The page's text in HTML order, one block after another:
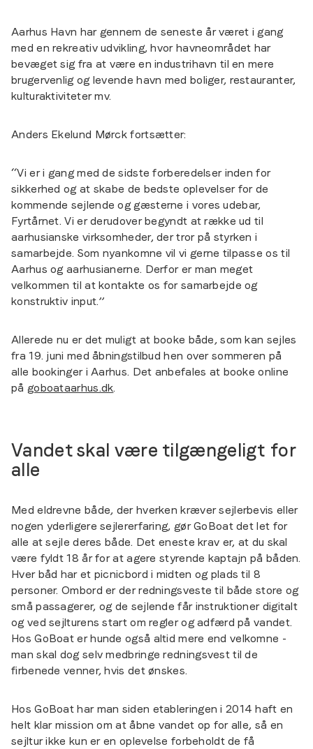
Aarhus Havn har gennem de seneste år været i gang
med en rekreativ udvikling, hvor havneområdet har
bevæget sig fra at være en industrihavn til en mere
brugervenlig og levende havn med boliger, restauranter,
kulturaktiviteter mv.
Anders Ekelund Mørck fortsætter:
“Vi er i gang med de sidste forberedelser inden for
sikkerhed og at skabe de bedste oplevelser for de
kommende sejlende og gæsterne i vores udebar,
Fyrtårnet. Vi er derudover begyndt at række ud til
aarhusianske virksomheder, der tror på styrken i
samarbejde. Som nyankomne vil vi gerne tilpasse os til
Aarhus og aarhusianerne. Derfor er man meget
velkommen til at kontakte os for samarbejde og
konstruktiv input.”
Allerede nu er det muligt at booke både, som kan sejles
fra 19. juni med åbningstilbud hen over sommeren på
alle bookinger i Aarhus. Det anbefales at booke online
på goboataarhus.dk.
Vandet skal være tilgængeligt for
alle
Med eldrevne både, der hverken kræver sejlerbevis eller
nogen yderligere sejlererfaring, gør GoBoat det let for
alle at sejle deres både. Det eneste krav er, at du skal
være fyldt 18 år for at agere styrende kaptajn på båden.
Hver båd har et picnicbord i midten og plads til 8
personer. Ombord er der redningsveste til både store og
små passagerer, og de sejlende får instruktioner digitalt
og ved sejlturens start om regler og adfærd på vandet.
Hos GoBoat er hunde også altid mere end velkomne -
man skal dog selv medbringe redningsvest til de
firbenede venner, hvis det ønskes.
Hos GoBoat har man siden etableringen i 2014 haft en
helt klar mission om at åbne vandet op for alle, så en
sejltur ikke kun er en oplevelse forbeholdt de få